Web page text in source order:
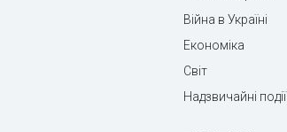
Війна в Україні
Економіка
Світ
Надзвичайні події